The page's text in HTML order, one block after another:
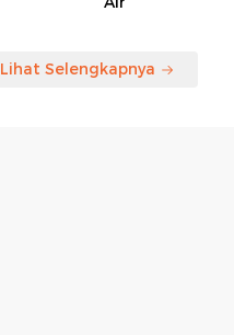
Lihat Selengkapnya